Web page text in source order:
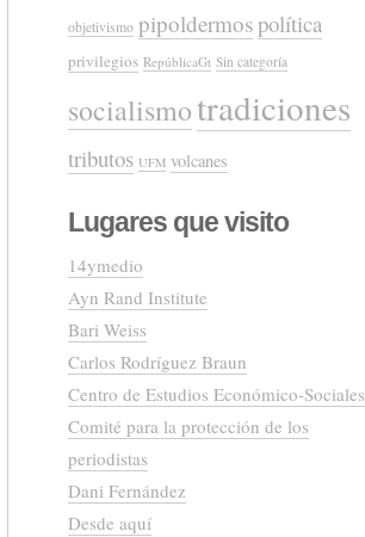
objetivismo pipoldermospolítica
privilegios RepúblicaGt Sin categoría
socialismotradiciones
tributos UFM volcanes
Lugares que visito
14ymedio
Ayn Rand Institute
Bari Weiss
Carlos Rodríguez Braun
Centro de Estudios Económico-Sociales
Comité para la protección de los
periodistas
Dani Fernández
Desde aquí